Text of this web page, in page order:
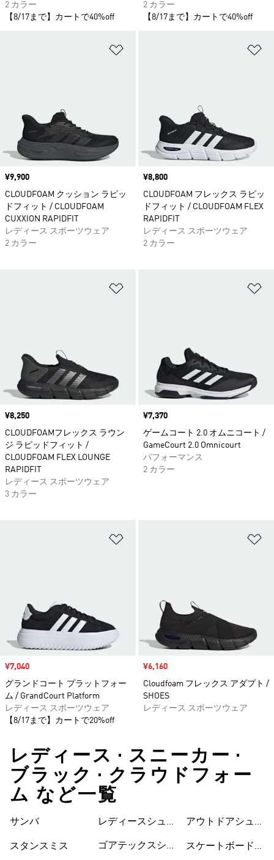
2 カラー
【8/17まで】カートで40%off
2 カラー
【8/17まで】カートで40%off
価格
¥9,900
CLOUDFOAM クッション ラピッ
ドフィット / CLOUDFOAM
CUXXION RAPIDFIT
レディース スポーツウェア
2 カラー
価格
¥8,800
CLOUDFOAM フレックス ラピッ
ドフィット / CLOUDFOAM FLEX
RAPIDFIT
レディース スポーツウェア
2 カラー
価格
¥8,250
CLOUDFOAMフレックス ラウン
ジ ラピッドフィット /
CLOUDFOAM FLEX LOUNGE
RAPIDFIT
レディース スポーツウェア
3 カラー
価格
¥7,370
ゲームコート 2.0 オムニコート /
GameCourt 2.0 Omnicourt
パフォーマンス
2 カラー
セール価格
¥7,040
グランドコート プラットフォー
ム / GrandCourt Platform
レディース スポーツウェア
【8/17まで】カートで20%off
セール価格
¥6,160
Cloudfoam フレックス アダプト /
SHOES
レディース スポーツウェア
レディース • スニーカー •
ブラック • クラウドフォー
ム など一覧
サンバ
スタンスミス
レディースシュー
ゴアテックスシュ
シューズ
アウトドアシュー
スケートボードシ